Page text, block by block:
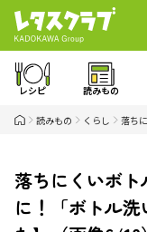
レシピ 読みもの
読みもの くらし 落ち
落ちにくいボ
に！「ボトル